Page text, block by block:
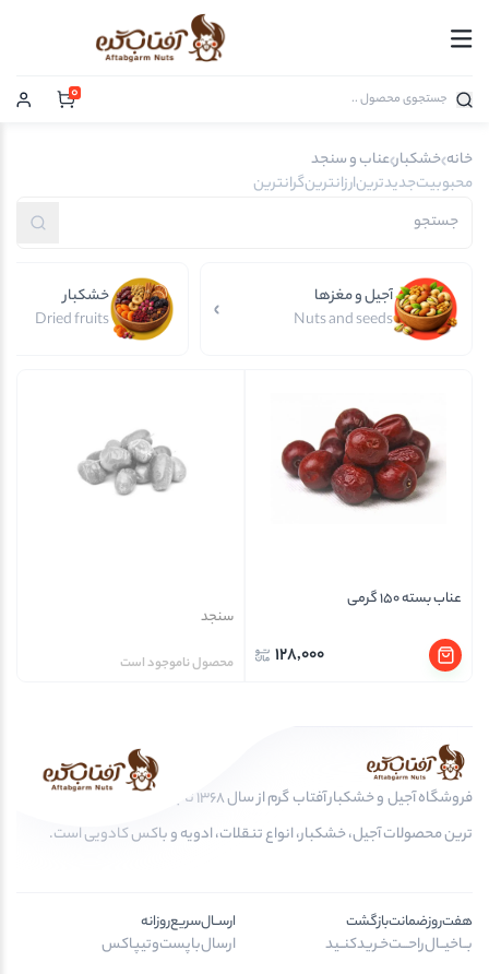
0
خانه خشکبار عناب و سنجد
محبوبیتجدیدترینارزانترینگرانترین
آجیل و مغزها
Nuts and seeds
خشکبار
Dried fruits
عناب بسته 150 گرمی
128,000
سنجد
محصول ناموجود است
فروشگاه آجیل و خشکبار آفتاب گرم از سال 1368 تا به امروز، عرضه کننده مرغوب
ترین محصولات آجیل، خشکبار، انواع تنقلات، ادویه و باکس کادویی است.
هفت‌روز‌ضمانت‌بازگشت
بــا‌خیــال‌راحـــت‌خـرید‌کنــید
ارســال‌سریع‌روزانه
ارسال‌با‌پست‌و‌تیپاکس